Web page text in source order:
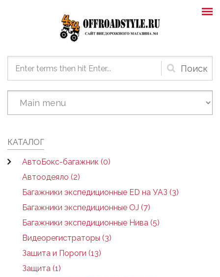
Форма
поиска
КАТАЛОГ
АвтоБокс-багажник (0)
Автоодеяло (2)
Багажники экспедиционные ED на УАЗ (3)
Багажники экспедиционные OJ (7)
Багажники экспедиционные Нива (5)
Видеорегистраторы (3)
Зашита и Пороги (13)
Защита (1)